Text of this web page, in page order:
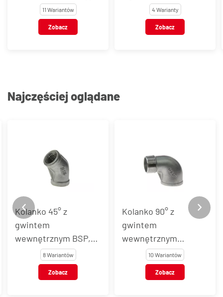
11 Wariantów
Zobacz
wewnętrznym, stal
nierdzewna AISI 303 /
4 Warianty
Zobacz
Najczęściej oglądane
Kolanko 90° z
gwintem
wewnętrznym
BSP/zewnętrznym
BSPT, stal
nierdzewna, typ
10 Wariantów
Kolanko 90° z
gwintem
wewnętrznym BSP,
stal nierdzewna, typ
VT101
11 Wariantów